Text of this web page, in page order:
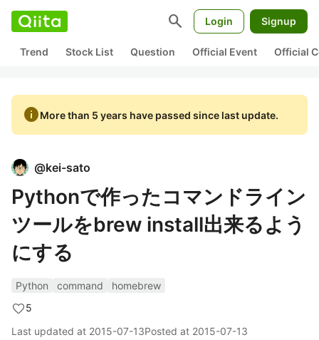
search Login Signup
Trend Stock List Question Official Event Official
infoMore than 5 years have passed since last update.
@kei-sato
Pythonで作ったコマンドライン
ツールをbrew install出来るよう
にする
Python command
homebrew
5
Last updated at 2015-07-13Posted at 2015-07-13